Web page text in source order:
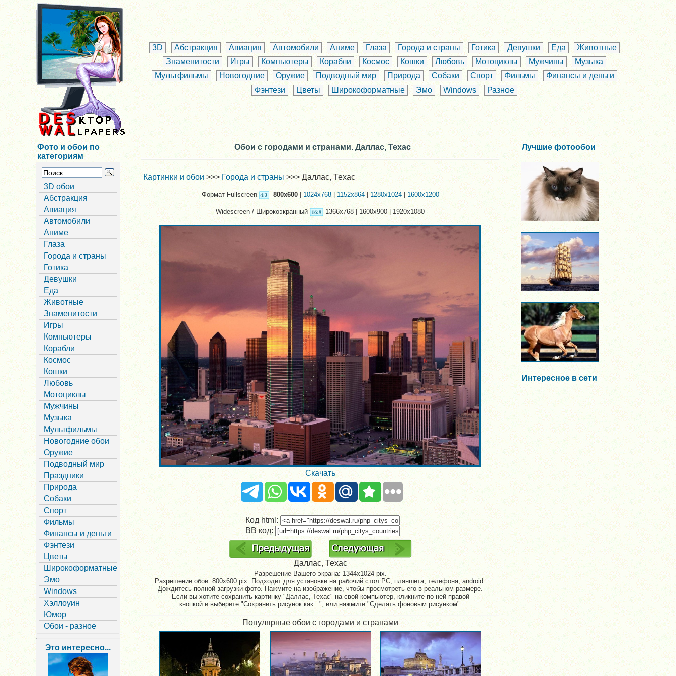
3D Абстракция Авиация Автомобили Аниме Глаза Города и страны Готика Девушки Еда
Животные
Знаменитости
Игры Компьютеры Корабли Космос Кошки Любовь Мотоциклы Мужчины
Музыка
Мультфильмы
Новогодние Оружие Подводный мир Природа Собаки Спорт Фильмы
Финансы и деньги
Фэнтези
Цветы Широкоформатные Эмо Windows Разное
Фото и обои по
категориям
3D обои
Абстракция
Авиация
Автомобили
Аниме
Глаза
Города и страны
Готика
Девушки
Еда
Животные
Знаменитости
Игры
Компьютеры
Корабли
Космос
Кошки
Любовь
Мотоциклы
Мужчины
Музыка
Мультфильмы
Новогодние обои
Оружие
Подводный мир
Праздники
Природа
Собаки
Спорт
Фильмы
Финансы и деньги
Фэнтези
Цветы
Широкоформатные
Эмо
Windows
Хэллоуин
Юмор
Обои - разное
Это интересно...
Обои с городами и странами. Даллас, Техас
Картинки и обои>>>Города и страны>>> Даллас, Техас
Формат Fullscreen 800x600|1024x768|1152x864|1280x1024| 1600x1200
Widescreen / Широкоэкранный 1366x768 | 1600x900 | 1920x1080
Скачать
Код html:
BB код:
Даллас, Техас
Разрешение Вашего экрана:1344x1024 pix.
Разрешение обои: 800x600 pix. Подходит для установки на рабочий стол PC, планшета, телефона, android.
Дождитесь полной загрузки фото. Нажмите на изображение, чтобы просмотреть его в реальном размере.
Если вы хотите сохранить картинку "Даллас, Техас" на свой компьютер, кликните по ней правой
кнопкой и выберите "Сохранить рисунок как...", или нажмите "Сделать фоновым рисунком".
Популярные обои с городами и странами
Лучшие фотообои
Интересное в сети